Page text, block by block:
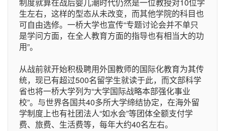
生左右，这样的型态从未改变，而其他学院的科目也
可自由选修。一桥大学也宣传“专题讨论会并不单只
是学问方面，在全人教育方面的指导也有相当大的功
用”。
从战前就开始积极聘用外国教师的国际化教育为其传
统，现已有超过500名留学生就读于此，而文部科学
省也将一桥大学列为“大学国际战略本部强化事业
校”。与世界各国共40多所大学缔结协定，在海外留
学制度上也有社团法人“如水会”等团体全额支付学
费、旅费、生活费等，每年大约40名左右。